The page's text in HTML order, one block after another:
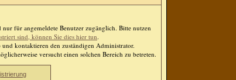
für angemeldete Benutzer zugänglich. Bitte nutzen
sind, können Sie dies hier tun.
kontaktieren den zuständigen Administrator.
versucht einen solchen Bereich zu betreten.